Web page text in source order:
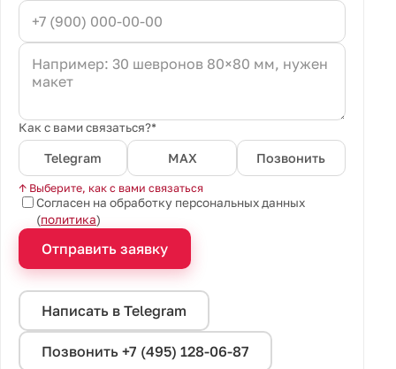
Как с вами связаться?*
Telegram MAX Позвонить
↑ Выберите, как с вами связаться
Согласен на обработку персональных данных
(политика)
Отправить заявку
Написать в Telegram
Позвонить +7 (495) 128-06-87